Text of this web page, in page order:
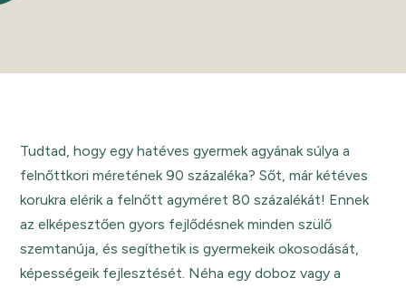
Tudtad, hogy egy hatéves gyermek agyának súlya a
felnőttkori méretének 90 százaléka? Sőt, már kétéves
korukra elérik a felnőtt agyméret 80 százalékát! Ennek
az elképesztően gyors fejlődésnek minden szülő
szemtanúja, és segíthetik is gyermekeik okosodását,
képességeik fejlesztését. Néha egy doboz vagy a